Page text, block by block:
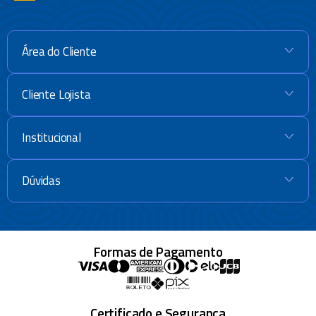
mesma qualidade, durabilidade e praticidade pelas quais somos
conhecidos.
Espelhos de aumento com design moderno e elegante você encontra na
Loja Mor. Acesse o site e confira nossas ofertas de produtos com os
melhores preços do mercado.
Não esqueça de checar também algumas das nossas outras opções de
produtos, como os
ainda mais charme, elegância e qualidade ao seu lar!
Área do Cliente +
Cliente Lojista +
Institucional +
Dúvidas +
Formas de Pagamento